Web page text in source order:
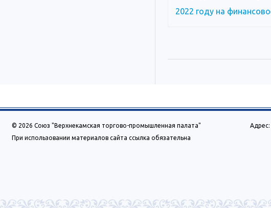
записям
2022 году на
© 2026 Союз "Верхнекамская торгово-промышленная палата"
При использовании материалов сайта ссылка обязательна
Адрес: